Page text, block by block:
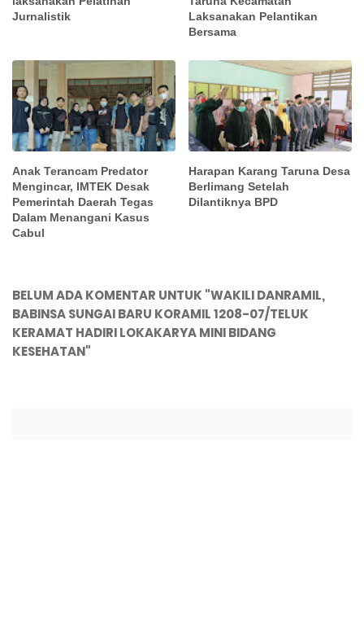
Jurnalistik
Laksanakan Pelantikan
Bersama
Anak Terancam Predator
Mengincar, IMTEK Desak
Pemerintah Daerah Tegas
Dalam Menangani Kasus
Cabul
Harapan Karang Taruna Desa
Berlimang Setelah
Dilantiknya BPD
BELUM ADA KOMENTAR UNTUK "WAKILI DANRAMIL,
BABINSA SUNGAI BARU KORAMIL 1208-07/TELUK
KERAMAT HADIRI LOKAKARYA MINI BIDANG
KESEHATAN"